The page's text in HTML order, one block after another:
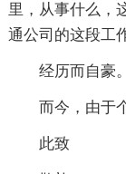
里，从事什么，
通公司的这段工
经历而自豪。
而今，由于
此致